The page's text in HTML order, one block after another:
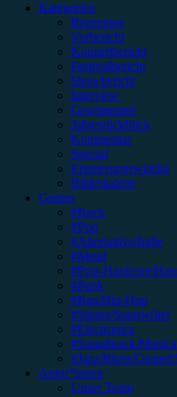
Kategorien
Rezension
Vorbericht
Konzertbericht
Festivalbericht
Showbericht
Interview
Gewinnspiel
Jahresrückblick
Kommentar
Special
Erinnerungswürdig
Bildergalerie
Genres
#Rock
#Pop
#Alternative/Indie
#Metal
#Post-Hardcore/
#Punk
#Rap/Hip-Hop
#Singer/Songwriter
#Electronica
#Soundtrack/
#Jazz/Blues/
Autor*innen
Unser Team